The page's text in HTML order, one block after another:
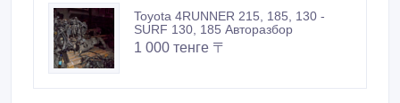
Toyota 4RUNNER 215, 185, 130 -
SURF 130, 185 Авторазбор
1 000 тенге 〒